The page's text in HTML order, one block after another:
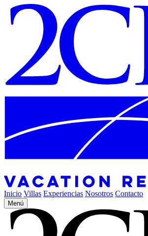
Inicio Villas Experiencias Nosotros Contacto
Menú